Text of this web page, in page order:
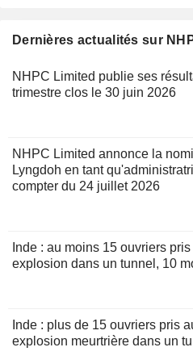
Dernières actualités sur
NHPC Limited publie ses
trimestre clos le 30 juin 2026
NHPC Limited annonce la
Lyngdoh en tant
compter du 24 juillet 2026
Inde : au moins 15 ouvriers
explosion dans un tunnel, 10
Inde : plus de 15 ouvriers pris
explosion meurtrière dans un